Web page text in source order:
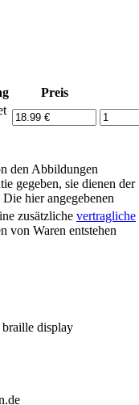
Preis
den Abbildungen
gegeben, sie dienen der
hier angegebenen
zusätzliche vertragliche
von Waren entstehen
braille display